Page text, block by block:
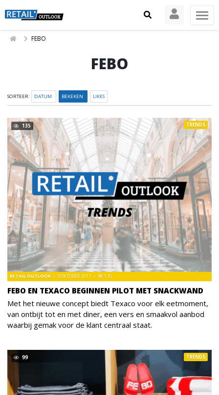
FEBO
FEBO
SORTEER: DATUM BEKEKEN LIKES
135
FEBO EN TEXACO BEGINNEN PILOT MET SNACKWAND
RETAIL OUTLOOK 3 OKTOBER 2017 135
TRENDS
Met het nieuwe concept biedt Texaco voor elk eetmoment,
van ontbijt tot en met diner, een vers en smaakvol aanbod
waarbij gemak voor de klant centraal staat.
99 TRENDS